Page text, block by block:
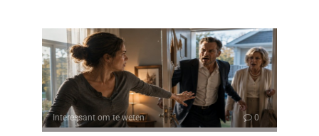
Interessant om te weten 0